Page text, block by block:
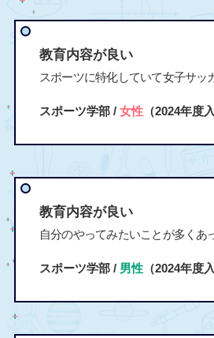
教育内容が良い
スポーツに特化していて女子サッ
スポーツ学部 / 女性（2024年度入
教育内容が良い
自分のやってみたいことが多くあ
スポーツ学部 / 男性（2024年度入